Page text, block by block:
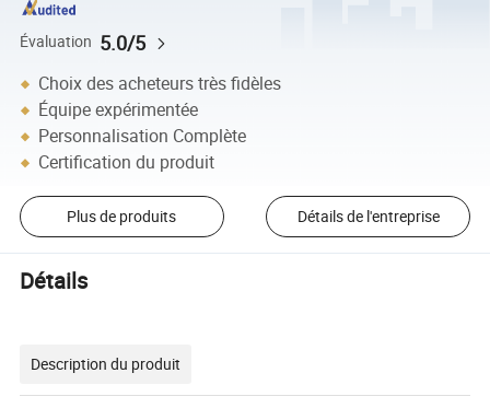
Évaluation 5.0/5
Choix des acheteurs très fidèles
Équipe expérimentée
Personnalisation Complète
Certification du produit
Plus de produits Détails de l'entreprise
Détails
Description du produit